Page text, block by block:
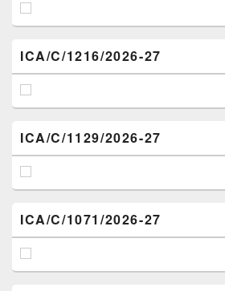
ICA/C/1216/2026-27
ICA/C/1129/2026-27
ICA/C/1071/2026-27